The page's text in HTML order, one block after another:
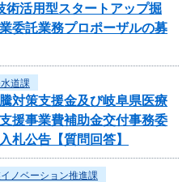
術活用型スタートアップ掘
委託業務プロポーザルの募
道課
対策支援金及び岐阜県医療
援事業費補助金交付事務委
札公告【質問回答】
ノベーション推進課